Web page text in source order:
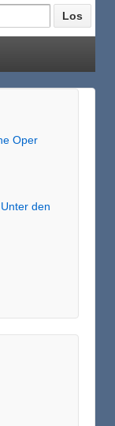
Oper
den